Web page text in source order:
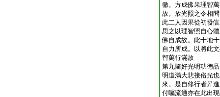
徹。方成佛果理智
故。放光照之令相
此二人因果從初發
思之以理智照自心
佛自成故。此十地
自力所成。以將此
智萬行滿故
第九隨好光明功徳
明道滿大悲接俗光
來。是自修行者昇
付囑流通亦在此出